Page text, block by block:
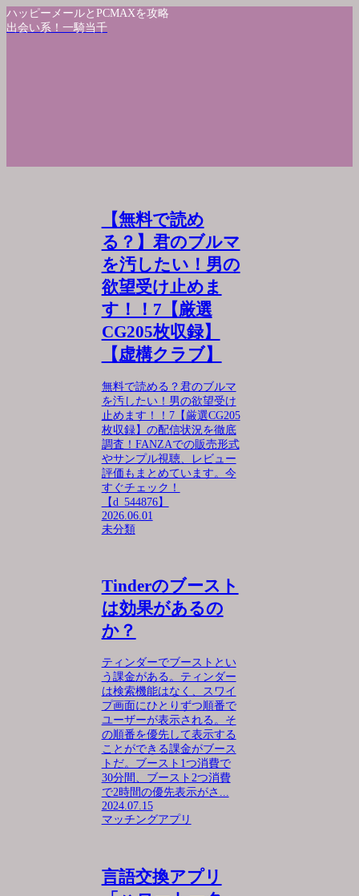
ハッピーメールとPCMAXを攻略
出会い系！一騎当千
【無料で読め
る？】君のブルマ
を汚したい！男の
欲望受け止めま
す！！7【厳選
CG205枚収録】
【虚構クラブ】
無料で読める？君のブルマ
を汚したい！男の欲望受け
止めます！！7【厳選CG205
枚収録】の配信状況を徹底
調査！FANZAでの販売形式
やサンプル視聴、レビュー
評価もまとめています。今
すぐチェック！
【d_544876】
2026.06.01
未分類
Tinderのブースト
は効果があるの
か？
ティンダーでブーストとい
う課金がある。ティンダー
は検索機能はなく、スワイ
プ画面にひとりずつ順番で
ユーザーが表示される。そ
の順番を優先して表示する
ことができる課金がブース
トだ。ブースト1つ消費で
30分間、ブースト2つ消費
で2時間の優先表示がさ...
2024.07.15
マッチングアプリ
言語交換アプリ